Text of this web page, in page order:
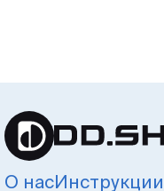
О насИнструкции